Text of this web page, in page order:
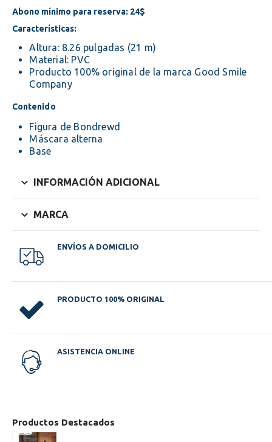
Abono mínimo para reserva: 24$
Características:
Altura: 8.26 pulgadas (21 m)
Material: PVC
Producto 100% original de la marca Good Smile
Company
Contenido
Figura de Bondrewd
Máscara alterna
Base
INFORMACIÓN ADICIONAL
MARCA
ENVÍOS A DOMICILIO
PRODUCTO 100% ORIGINAL
ASISTENCIA ONLINE
Productos Destacados